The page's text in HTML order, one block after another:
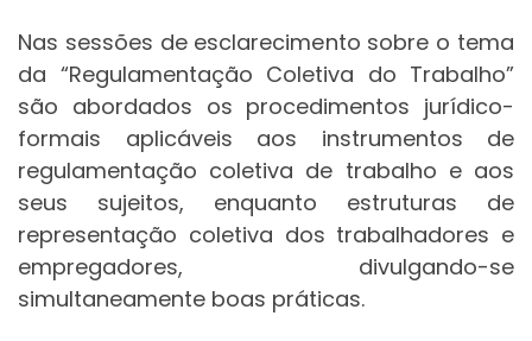
Nas sessões de esclarecimento sobre o tema
da “Regulamentação Coletiva do Trabalho”
são abordados os procedimentos jurídico-
formais aplicáveis aos instrumentos de
regulamentação coletiva de trabalho e aos
seus sujeitos, enquanto estruturas de
representação coletiva dos trabalhadores e
empregadores, divulgando-se
simultaneamente boas práticas.